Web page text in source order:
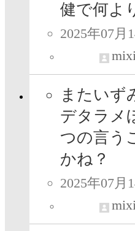
健で何よ
2025年07月
またいず
デタラメ
つの言う
かね？
2025年07月